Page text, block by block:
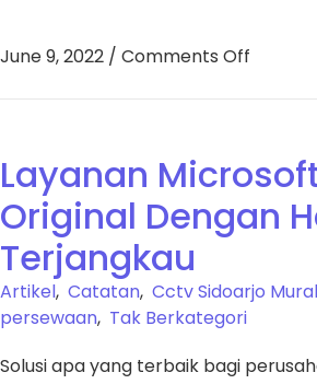
June 9, 2022 / Comments Off
Layanan
Original Dengan
Terjangkau
Artikel, Catatan, Cctv Sidoarjo
persewaan, Tak Berkategori
Solusi apa yang terbaik bagi